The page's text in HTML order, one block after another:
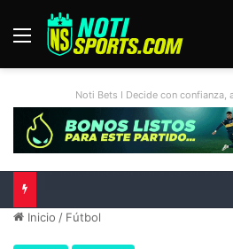
Menú
Noti Bets I Decide con confianza,
Inicio / Fútbol